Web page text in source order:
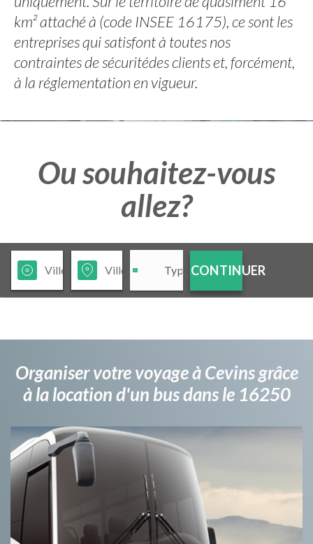
km² attaché à (code INSEE 16175), ce sont les
entreprises qui satisfont à toutes nos
contraintes de sécuritédes clients et, forcément,
à la réglementation en vigueur.
Ou souhaitez-vous
allez?
CONTINUER
Organiser votre voyage à Cevins grâce
à la location d'un bus dans le 16250